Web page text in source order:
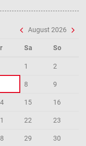
August 2026
Sa So
1 2
8 9
15 16
22 23
29 30